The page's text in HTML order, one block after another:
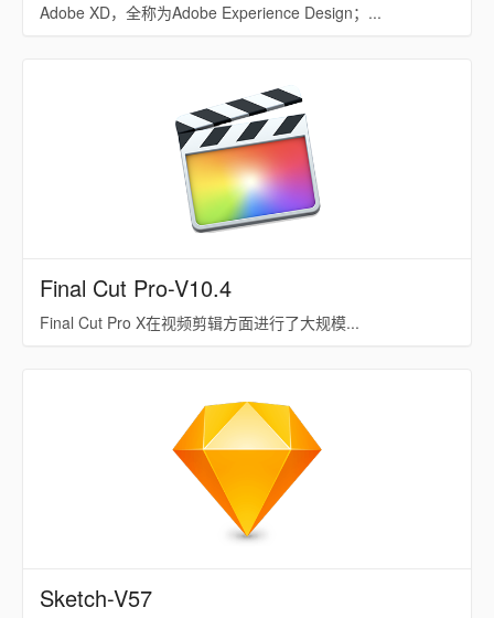
Adobe XD，全称为Adobe Experience Design；...
Final Cut Pro-V10.4
Final Cut Pro X在视频剪辑方面进行了大规模...
Sketch-V57